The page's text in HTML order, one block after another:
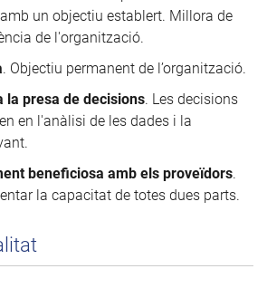
un objectiu establert. Millora de
de l'organització.
. Objectiu permanent de l’organització.
la presa de decisions. Les decisions
en l'anàlisi de les dades i la
beneficiosa amb els proveïdors.
la capacitat de totes dues parts.